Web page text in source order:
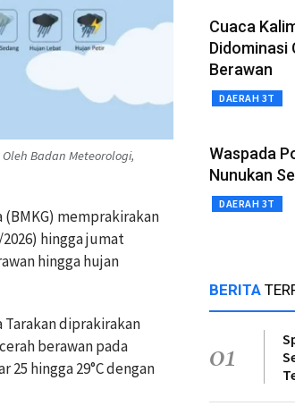
Badan Meteorologi,
memprakirakan
hingga jumat
hingga hujan
diprakirakan
berawan pada
hingga 29°C dengan
Cuaca
Didominasi
Berawan
DAERAH 3T
Waspada
Nunukan
DAERAH 3T
BERITA
01